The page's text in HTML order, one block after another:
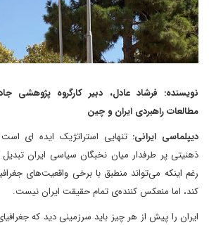
نویسنده: فرشاد عادل، دبیر کارگروه پژوهشی
مطالعات راهبردی ایران و چین
دیپلماسی ایرانی: تنهایی استراتژیک ایده ای
ذهنیتی پر طرفدار میان نخبگان سیاسی ایران
رغم اینکه می‌تواند منطبق با برخی واقعیت‌های
کند، اما منعکس کننده‌ی تمام حقیقت ایران نیست.
ایران را پیش از هر چیز باید سرزمینی دید که